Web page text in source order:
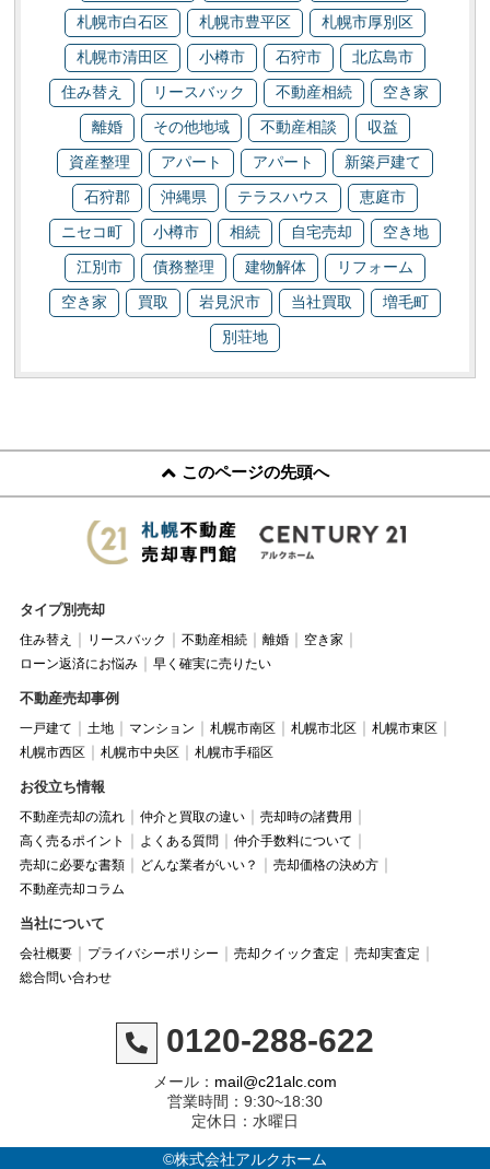
札幌市白石区
札幌市豊平区
札幌市厚別区
札幌市清田区
小樽市 石狩市
北広島市
住み替え
リースバック 不動産相続
空き家
離婚
その他地域 不動産相談
収益
資産整理
アパート アパート
新築戸建て
石狩郡
沖縄県 テラスハウス
恵庭市
ニセコ町
小樽市 相続 自宅売却
空き地
江別市
債務整理 建物解体
リフォーム
空き家
買取 岩見沢市 当社買取
増毛町
別荘地
このページの先頭へ
タイプ別売却
住み替え リースバック 不動産相続 離婚
空き家
ローン返済にお悩み
早く確実に売りたい
不動産売却事例
一戸建て 土地 マンション 札幌市南区 札幌市北区
札幌市東区
札幌市西区
札幌市中央区 札幌市手稲区
お役立ち情報
不動産売却の流れ 仲介と買取の違い
売却時の諸費用
高く売るポイント
よくある質問
仲介手数料について
売却に必要な書類
どんな業者がいい？
売却価格の決め方
不動産売却コラム
当社について
会社概要 プライバシーポリシー 売却クイック査定
売却実査定
総合問い合わせ
0120-288-622
メール： mail@c21alc.com
営業時間：9:30~18:30
定休日：水曜日
©株式会社アルクホーム